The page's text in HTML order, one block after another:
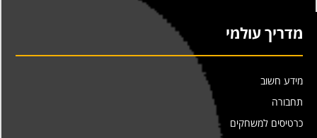
מדריך עולמי
מידע חשוב
תחבורה
כרטיסים למשחקים